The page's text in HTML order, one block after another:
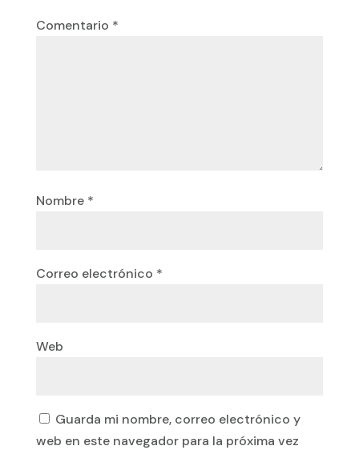
Comentario *
Nombre *
Correo electrónico *
Web
Guarda mi nombre, correo electrónico y
web en este navegador para la próxima vez